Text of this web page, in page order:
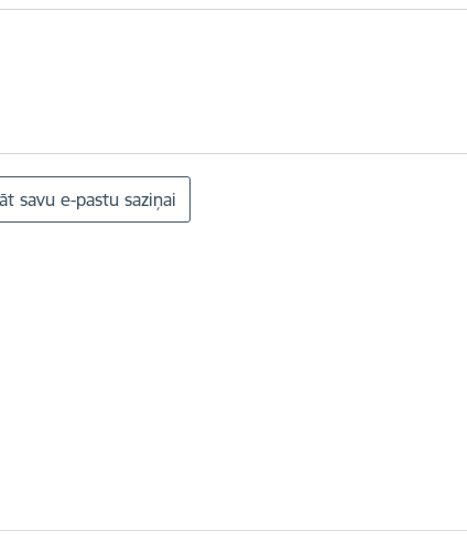
savu e-pastu saziņai